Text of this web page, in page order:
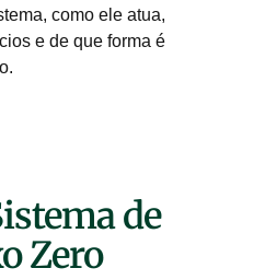
como ele atua,
e de que forma é
de
Zero